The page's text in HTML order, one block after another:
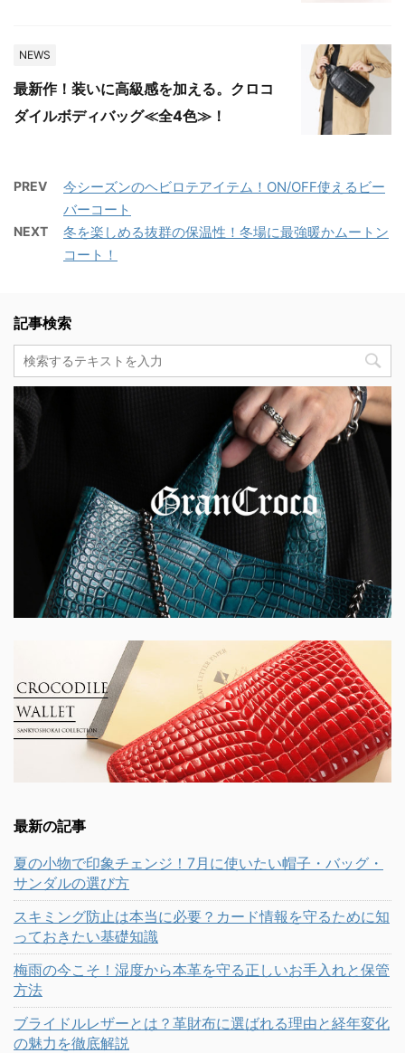
NEWS
最新作！装いに高級感を加える。クロコ
ダイルボディバッグ≪全4色≫！
PREV
今シーズンのヘビロテアイテム！ON/OFF使えるビー
バーコート
NEXT
冬を楽しめる抜群の保温性！冬場に最強暖かムートン
コート！
記事検索
最新の記事
夏の小物で印象チェンジ！7月に使いたい帽子・バッグ・
サンダルの選び方
スキミング防止は本当に必要？カード情報を守るために知
っておきたい基礎知識
梅雨の今こそ！湿度から本革を守る正しいお手入れと保管
方法
ブライドルレザーとは？革財布に選ばれる理由と経年変化
の魅力を徹底解説